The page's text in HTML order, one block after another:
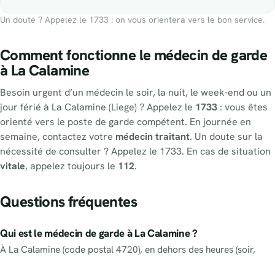
Un doute ? Appelez le 1733 : on vous orientera vers le bon service.
Comment fonctionne le médecin de garde
à La Calamine
Besoin urgent d’un médecin le soir, la nuit, le week-end ou un
jour férié à La Calamine (Liege) ? Appelez le 1733 : vous êtes
orienté vers le poste de garde compétent. En journée en
semaine, contactez votre médecin traitant. Un doute sur la
nécessité de consulter ? Appelez le 1733. En cas de situation
vitale, appelez toujours le 112.
Questions fréquentes
Qui est le médecin de garde à La Calamine ?
À La Calamine (code postal 4720), en dehors des heures (soir,